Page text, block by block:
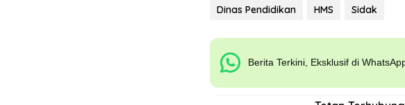
Dinas Pendidikan HMS Sidak
Berita Terkini, Eksklusif di